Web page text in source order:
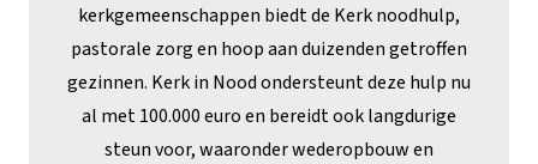
kerkgemeenschappen biedt de Kerk noodhulp,
pastorale zorg en hoop aan duizenden getroffen
gezinnen. Kerk in Nood ondersteunt deze hulp nu
al met 100.000 euro en bereidt ook langdurige
steun voor, waaronder wederopbouw en